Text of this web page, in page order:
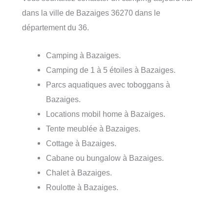
dans la ville de Bazaiges 36270 dans le
département du 36.
Camping à Bazaiges.
Camping de 1 à 5 étoiles à Bazaiges.
Parcs aquatiques avec toboggans à
Bazaiges.
Locations mobil home à Bazaiges.
Tente meublée à Bazaiges.
Cottage à Bazaiges.
Cabane ou bungalow à Bazaiges.
Chalet à Bazaiges.
Roulotte à Bazaiges.